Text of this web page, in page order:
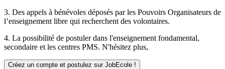
3. Des appels à bénévoles déposés par les Pouvoirs Organisateurs de
l’enseignement libre qui recherchent des volontaires.
4. La possibilité de postulerdans l'enseignement fondamental,
secondaire et les centres PMS. N'hésitez plus,
Créez un compte et postulez sur JobEcole !